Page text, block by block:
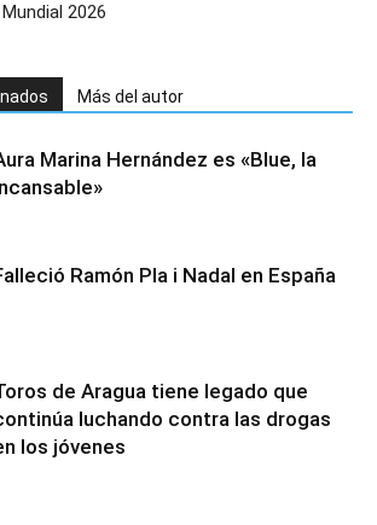
2026
Más del autor
Marina Hernández es «Blue, la
Ramón Pla i Nadal en España
de Aragua tiene legado que
luchando contra las drogas
los jóvenes